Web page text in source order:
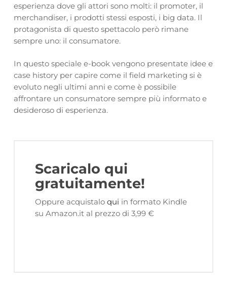
esperienza dove gli attori sono molti: il promoter, il
merchandiser, i prodotti stessi esposti, i big data. Il
protagonista di questo spettacolo però rimane
sempre uno: il consumatore.
In questo speciale e-book vengono presentate idee e
case history per capire come il field marketing si è
evoluto negli ultimi anni e come è possibile
affrontare un consumatore sempre più informato e
desideroso di esperienza.
Scaricalo qui
gratuitamente!
Oppure acquistaloqui in formato Kindle
su Amazon.it al prezzo di 3,99 €